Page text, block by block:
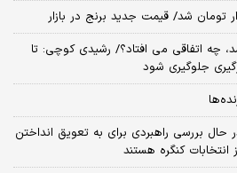
چه اتفاقی می افتاد؟/ رشیدی کوچی: تا
جلوگیری شود
حال بررسی راهبردی برای به تعویق انداختن
کنگره هستند